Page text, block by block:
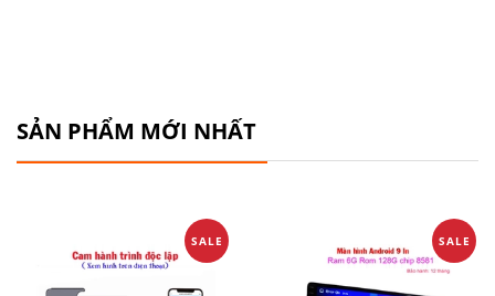
SẢN PHẨM MỚI NHẤT
SALE SALE